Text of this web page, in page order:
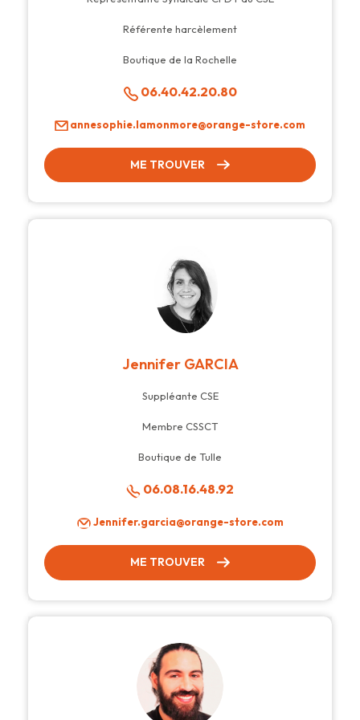
Référente harcèlement
Boutique de la Rochelle
06.40.42.20.80
annesophie.lamonmore@orange-store.com
ME TROUVER
Jennifer GARCIA
Suppléante CSE
Membre CSSCT
Boutique de Tulle
06.08.16.48.92
Jennifer.garcia@orange-store.com
ME TROUVER